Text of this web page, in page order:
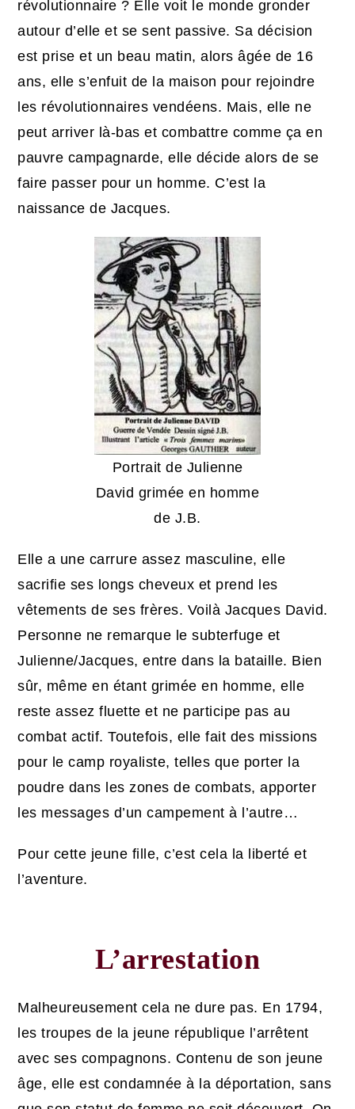
révolutionnaire ? Elle voit le monde gronder
autour d’elle et se sent passive. Sa décision
est prise et un beau matin, alors âgée de 16
ans, elle s’enfuit de la maison pour rejoindre
les révolutionnaires vendéens. Mais, elle ne
peut arriver là-bas et combattre comme ça en
pauvre campagnarde, elle décide alors de se
faire passer pour un homme. C’est la
naissance de Jacques.
Portrait de Julienne
David grimée en homme
de J.B.
Elle a une carrure assez masculine, elle
sacrifie ses longs cheveux et prend les
vêtements de ses frères. Voilà Jacques David.
Personne ne remarque le subterfuge et
Julienne/Jacques, entre dans la bataille. Bien
sûr, même en étant grimée en homme, elle
reste assez fluette et ne participe pas au
combat actif. Toutefois, elle fait des missions
pour le camp royaliste, telles que porter la
poudre dans les zones de combats, apporter
les messages d’un campement à l’autre…
Pour cette jeune fille, c’est cela la liberté et
l’aventure.
L’arrestation
Malheureusement cela ne dure pas. En 1794,
les troupes de la jeune république l’arrêtent
avec ses compagnons. Contenu de son jeune
âge, elle est condamnée à la déportation, sans